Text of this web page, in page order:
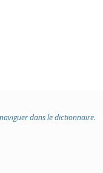
dans le dictionnaire.